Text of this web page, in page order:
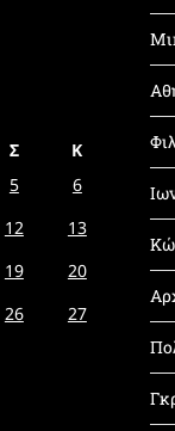
Σ
Κ
5
6
12
13
19
20
26
27